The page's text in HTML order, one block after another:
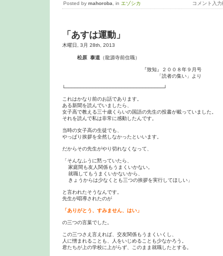
Posted by mahoroba , in エゾシカ コメント入力
「あすは運動」
木曜日, 3月 28th, 2013
松原 泰道 （龍源寺前住職）
『致知』２００８年９月号
「読者の集い」より
└─────────────────────────────────┘
これはかなり前のお話であります。
ある新聞を読んでいましたら、
女子高で教える三十歳くらいの国語の先生の投書が載っていました。
それを読んで私は非常に感動したんです。
当時の女子高の生徒でも、
やっぱり挨拶を全然しなかったといいます。
だからその先生がやり切れなくなって、
「そんなふうに黙っていたら、
  家庭間も友人関係もうまくいかない。
  就職してもうまくいかないから、
  きょうからは少なくとも三つの挨拶を実行してほしい」
と言われたそうなんです。
先生が唱導されたのが
「ありがとう、すみません、はい」
の三つの言葉でした。
この三つさえ言えれば、交友関係もうまくいくし、
人に憎まれることも、人をいじめることも少なかろう。
君たちが上の学校に上がらず、このまま就職したとする。